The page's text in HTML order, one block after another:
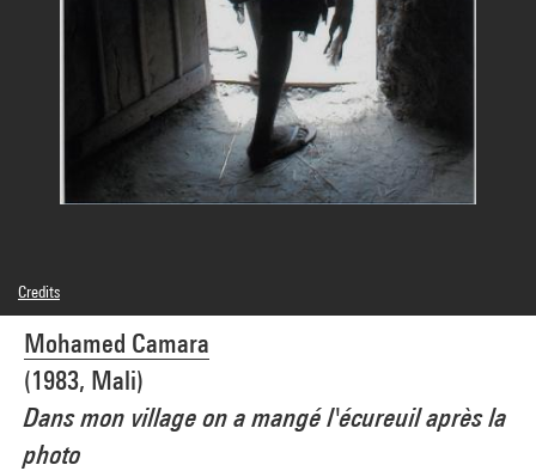
Mohamed Camara
(1983, Mali)
Dans mon village on a mangé l'écureuil après la
photo
Credits
© Mohamed Camara
Photo credits : Centre Pompidou, MNAM-CCI/Philippe Migeat/Dist. GrandPalaisRmn
Image reference : 4N04200
Image presentation :